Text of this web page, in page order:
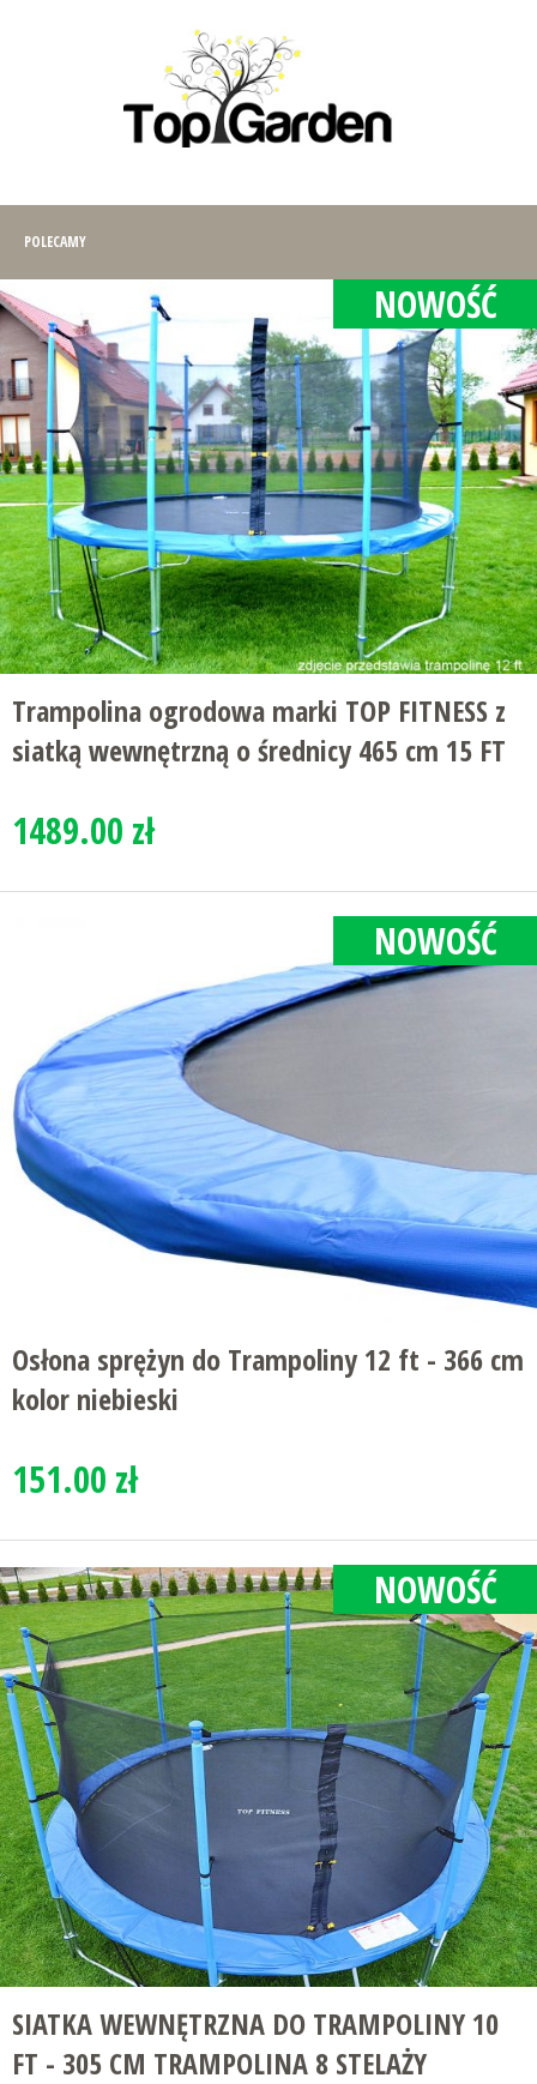
POLECAMY
NOWOŚĆ
Trampolina ogrodowa marki TOP FITNESS z
siatką wewnętrzną o średnicy 465 cm 15 FT
1489.00 zł
NOWOŚĆ
Osłona sprężyn do Trampoliny 12 ft - 366 cm
kolor niebieski
151.00 zł
NOWOŚĆ
SIATKA WEWNĘTRZNA DO TRAMPOLINY 10
FT - 305 CM TRAMPOLINA 8 STELAŻY